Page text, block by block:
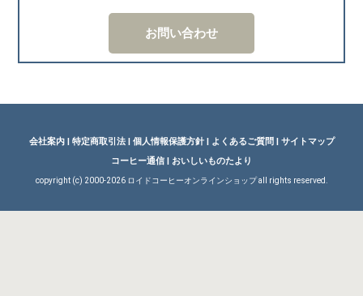
お問い合わせ
会社案内 | 特定商取引法 | 個人情報保護方針 | よくあるご質問 | サイトマップ
コーヒー通信 | おいしいものたより
copyright (c) 2000-2026 ロイドコーヒーオンラインショップ all rights reserved.